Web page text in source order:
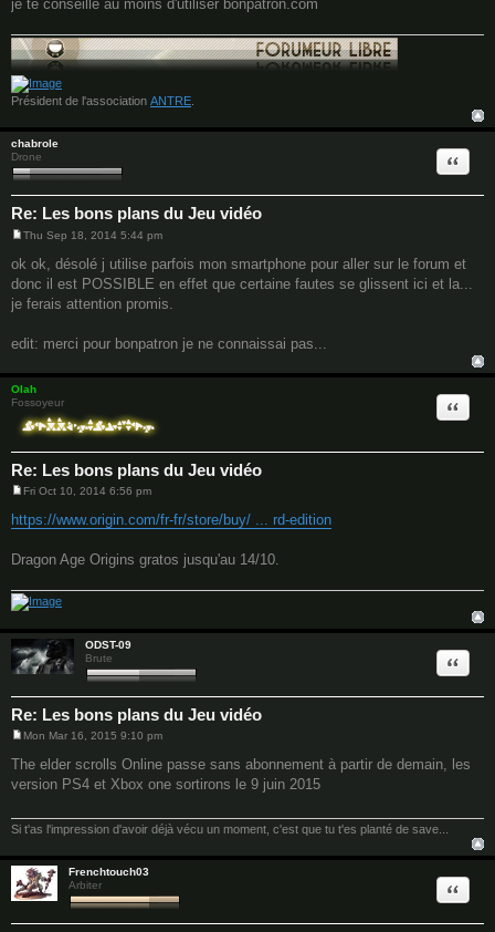
je te conseille au moins d'utiliser bonpatron.com
Président de l'association ANTRE
chabrole
Drone
Re: Les bons plans du Jeu vidéo
Quote
s
t
Thu Sep 18, 2014 5:44 pm
ok ok, désolé j utilise parfois mon smartphone pour aller sur le forum et
donc il est POSSIBLE en effet que certaine fautes se glissent ici et la...
je ferais attention promis.
edit: merci pour bonpatron je ne connaissai pas...
Olah
Fossoyeur
Re: Les bons plans du Jeu vidéo
Quote
o
s
Fri Oct 10, 2014 6:56 pm
https://www.origin.com/fr-fr/store/buy/ ... rd-edition
Dragon Age Origins gratos jusqu'au 14/10.
ODST-09
Brute
Re: Les bons plans du Jeu vidéo
Quote
o
s
t
Mon Mar 16, 2015 9:10 pm
The elder scrolls Online passe sans abonnement à partir de demain, les
version PS4 et Xbox one sortirons le 9 juin 2015
Si t'as l'impression d'avoir déjà vécu un moment, c'est que tu t'es planté de save...
Frenchtouch03
Arbiter
Quote